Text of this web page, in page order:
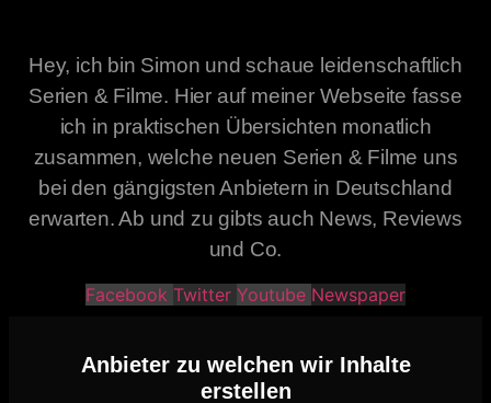
Hey, ich bin Simon und schaue leidenschaftlich
Serien & Filme. Hier auf meiner Webseite fasse
ich in praktischen Übersichten monatlich
zusammen, welche neuen Serien & Filme uns
bei den gängigsten Anbietern in Deutschland
erwarten. Ab und zu gibts auch News, Reviews
und Co.
Facebook Twitter Youtube Newspaper
Anbieter zu welchen wir Inhalte
erstellen